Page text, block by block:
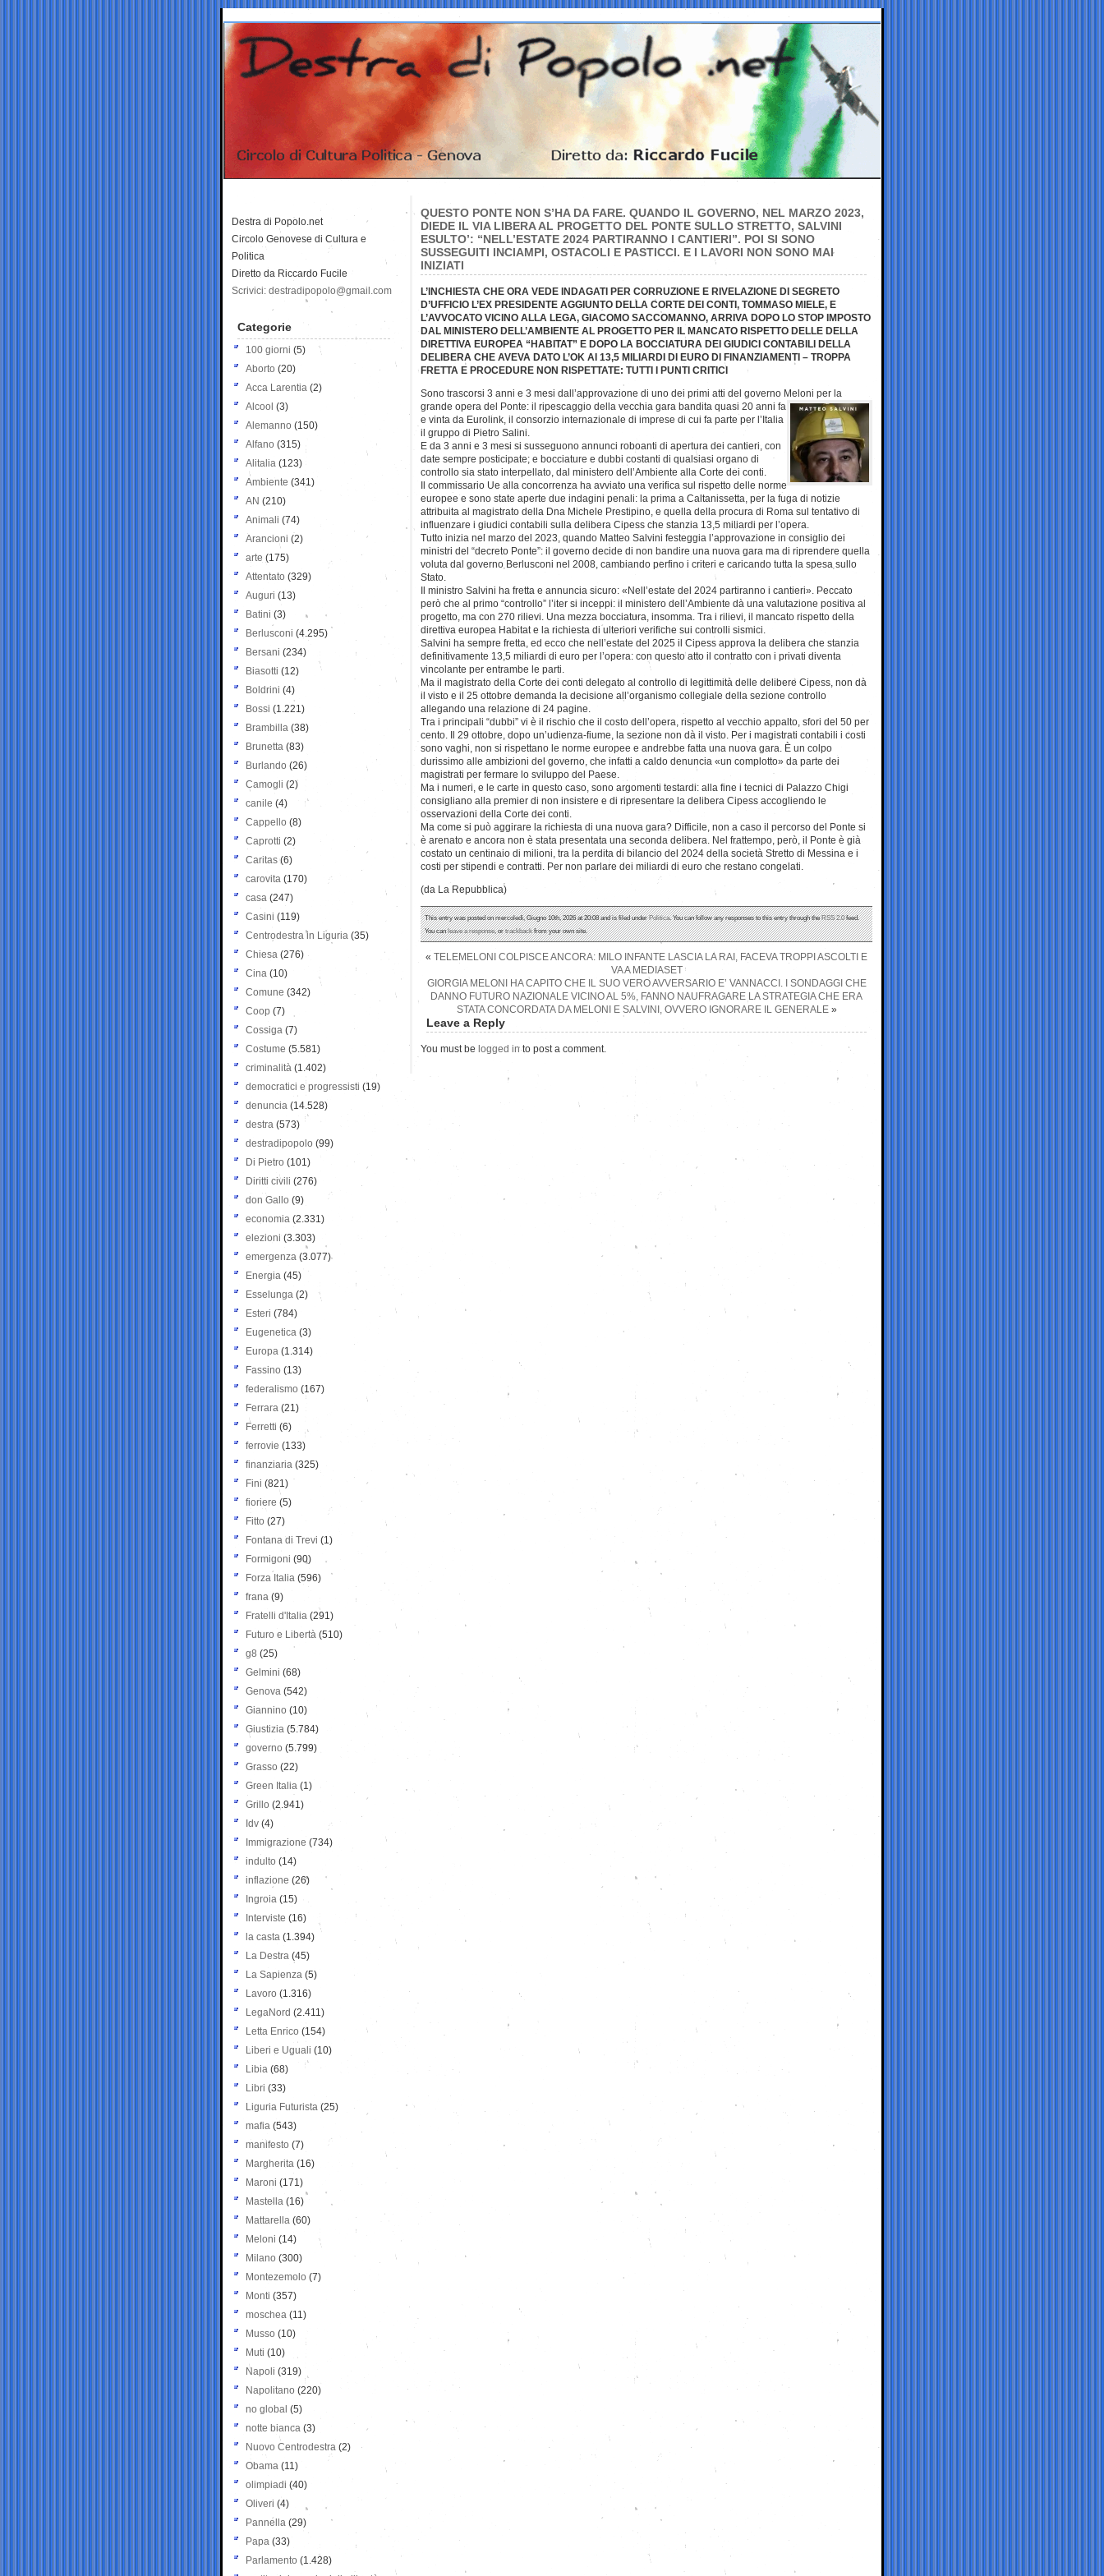
QUESTO PONTE NON S’HA DA FARE. QUANDO IL GOVERNO, NEL MARZO 2023,
DIEDE IL VIA LIBERA AL PROGETTO DEL PONTE SULLO STRETTO, SALVINI
ESULTO’: “NELL’ESTATE 2024 PARTIRANNO I CANTIERI”. POI SI SONO
SUSSEGUITI INCIAMPI, OSTACOLI E PASTICCI. E I LAVORI NON SONO MAI
INIZIATI
L’INCHIESTA CHE ORA VEDE INDAGATI PER CORRUZIONE E RIVELAZIONE DI SEGRETO
D’UFFICIO L’EX PRESIDENTE AGGIUNTO DELLA CORTE DEI CONTI, TOMMASO MIELE, E
L’AVVOCATO VICINO ALLA LEGA, GIACOMO SACCOMANNO, ARRIVA DOPO LO STOP IMPOSTO
DAL MINISTERO DELL’AMBIENTE AL PROGETTO PER IL MANCATO RISPETTO DELLE DELLA
DIRETTIVA EUROPEA “HABITAT” E DOPO LA BOCCIATURA DEI GIUDICI CONTABILI DELLA
DELIBERA CHE AVEVA DATO L’OK AI 13,5 MILIARDI DI EURO DI FINANZIAMENTI – TROPPA
FRETTA E PROCEDURE NON RISPETTATE: TUTTI I PUNTI CRITICI
Sono trascorsi 3 anni e 3 mesi dall’approvazione di uno dei primi atti del governo Meloni per la
grande opera del Ponte: il ripescaggio della vecchia gara bandita quasi 20 anni fa
e vinta da Eurolink, il consorzio internazionale di imprese di cui fa parte per l’Italia
il gruppo di Pietro Salini.
E da 3 anni e 3 mesi si susseguono annunci roboanti di apertura dei cantieri, con
date sempre posticipate; e bocciature e dubbi costanti di qualsiasi organo di
controllo sia stato interpellato, dal ministero dell’Ambiente alla Corte dei conti.
Il commissario Ue alla concorrenza ha avviato una verifica sul rispetto delle norme
europee e sono state aperte due indagini penali: la prima a Caltanissetta, per la fuga di notizie
attribuita al magistrato della Dna Michele Prestipino, e quella della procura di Roma sul tentativo di
influenzare i giudici contabili sulla delibera Cipess che stanzia 13,5 miliardi per l’opera.
Tutto inizia nel marzo del 2023, quando Matteo Salvini festeggia l’approvazione in consiglio dei
ministri del “decreto Ponte”: il governo decide di non bandire una nuova gara ma di riprendere quella
voluta dal governo Berlusconi nel 2008, cambiando perfino i criteri e caricando tutta la spesa sullo
Stato.
Il ministro Salvini ha fretta e annuncia sicuro: «Nell’estate del 2024 partiranno i cantieri». Peccato
però che al primo “controllo” l’iter si inceppi: il ministero dell’Ambiente dà una valutazione positiva al
progetto, ma con 270 rilievi. Una mezza bocciatura, insomma. Tra i rilievi, il mancato rispetto della
direttiva europea Habitat e la richiesta di ulteriori verifiche sui controlli sismici.
Salvini ha sempre fretta, ed ecco che nell’estate del 2025 il Cipess approva la delibera che stanzia
definitivamente 13,5 miliardi di euro per l’opera: con questo atto il contratto con i privati diventa
vincolante per entrambe le parti.
Ma il magistrato della Corte dei conti delegato al controllo di legittimità delle delibere Cipess, non dà
il visto e il 25 ottobre demanda la decisione all’organismo collegiale della sezione controllo
allegando una relazione di 24 pagine.
Tra i principali “dubbi” vi è il rischio che il costo dell’opera, rispetto al vecchio appalto, sfori del 50 per
cento. Il 29 ottobre, dopo un’udienza-fiume, la sezione non dà il visto. Per i magistrati contabili i costi
sono vaghi, non si rispettano le norme europee e andrebbe fatta una nuova gara. È un colpo
durissimo alle ambizioni del governo, che infatti a caldo denuncia «un complotto» da parte dei
magistrati per fermare lo sviluppo del Paese.
Ma i numeri, e le carte in questo caso, sono argomenti testardi: alla fine i tecnici di Palazzo Chigi
consigliano alla premier di non insistere e di ripresentare la delibera Cipess accogliendo le
osservazioni della Corte dei conti.
Ma come si può aggirare la richiesta di una nuova gara? Difficile, non a caso il percorso del Ponte si
è arenato e ancora non è stata presentata una seconda delibera. Nel frattempo, però, il Ponte è già
costato un centinaio di milioni, tra la perdita di bilancio del 2024 della società Stretto di Messina e i
costi per stipendi e contratti. Per non parlare dei miliardi di euro che restano congelati.
(da La Repubblica)
This entry was posted on mercoledì, Giugno 10th, 2026 at 20:08 and is filed underPolitica. You can follow any responses to this entry through theRSS 2.0feed.
You canleave a response, ortrackbackfrom your own site.
« TELEMELONI COLPISCE ANCORA: MILO INFANTE LASCIA LA RAI, FACEVA TROPPI ASCOLTI E
VA A MEDIASET
GIORGIA MELONI HA CAPITO CHE IL SUO VERO AVVERSARIO E’ VANNACCI. I SONDAGGI CHE
DANNO FUTURO NAZIONALE VICINO AL 5%, FANNO NAUFRAGARE LA STRATEGIA CHE ERA
STATA CONCORDATA DA MELONI E SALVINI, OVVERO IGNORARE IL GENERALE»
Leave a Reply
You must be logged into post a comment.
Destra di Popolo.net
Circolo Genovese di Cultura e
Politica
Diretto da Riccardo Fucile
Scrivici: destradipopolo@gmail.com
Categorie
100 giorni (5)
Aborto (20)
Acca Larentia (2)
Alcool (3)
Alemanno (150)
Alfano (315)
Alitalia (123)
Ambiente (341)
AN (210)
Animali (74)
Arancioni (2)
arte (175)
Attentato (329)
Auguri (13)
Batini (3)
Berlusconi (4.295)
Bersani (234)
Biasotti (12)
Boldrini (4)
Bossi (1.221)
Brambilla (38)
Brunetta (83)
Burlando (26)
Camogli (2)
canile (4)
Cappello (8)
Caprotti (2)
Caritas (6)
carovita (170)
casa (247)
Casini (119)
Centrodestra in Liguria (35)
Chiesa (276)
Cina (10)
Comune (342)
Coop (7)
Cossiga (7)
Costume (5.581)
criminalità (1.402)
democratici e progressisti (19)
denuncia (14.528)
destra (573)
destradipopolo (99)
Di Pietro (101)
Diritti civili (276)
don Gallo (9)
economia (2.331)
elezioni (3.303)
emergenza (3.077)
Energia (45)
Esselunga (2)
Esteri (784)
Eugenetica (3)
Europa (1.314)
Fassino (13)
federalismo (167)
Ferrara (21)
Ferretti (6)
ferrovie (133)
finanziaria (325)
Fini (821)
fioriere (5)
Fitto (27)
Fontana di Trevi (1)
Formigoni (90)
Forza Italia (596)
frana (9)
Fratelli d'Italia (291)
Futuro e Libertà (510)
g8 (25)
Gelmini (68)
Genova (542)
Giannino (10)
Giustizia (5.784)
governo (5.799)
Grasso (22)
Green Italia (1)
Grillo (2.941)
Idv (4)
Immigrazione (734)
indulto (14)
inflazione (26)
Ingroia (15)
Interviste (16)
la casta (1.394)
La Destra (45)
La Sapienza (5)
Lavoro (1.316)
LegaNord (2.411)
Letta Enrico (154)
Liberi e Uguali (10)
Libia (68)
Libri (33)
Liguria Futurista (25)
mafia (543)
manifesto (7)
Margherita (16)
Maroni (171)
Mastella (16)
Mattarella (60)
Meloni (14)
Milano (300)
Montezemolo (7)
Monti (357)
moschea (11)
Musso (10)
Muti (10)
Napoli (319)
Napolitano (220)
no global (5)
notte bianca (3)
Nuovo Centrodestra (2)
Obama (11)
olimpiadi (40)
Oliveri (4)
Pannella (29)
Papa (33)
Parlamento (1.428)